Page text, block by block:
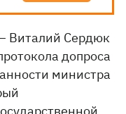
Виталий Сердюк
допроса
министра